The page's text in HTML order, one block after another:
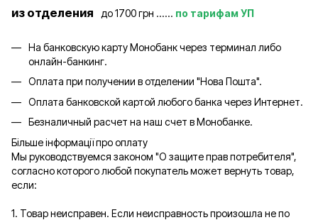
из отделения до 1700 грн ...... по тарифам УП
На банковскую карту Монобанк через терминал либо
онлайн-банкинг.
Оплата при получении в отделении "Нова Пошта".
Оплата банковской картой любого банка через Интернет.
Безналичный расчет на наш счет в Монобанке.
Більше інформації про оплату
Мы руководствуемся законом "О защите прав потребителя",
согласно которого любой покупатель может вернуть товар,
если:
1. Товар неисправен. Если неисправность произошла не по